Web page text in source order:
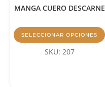
MANGA CUERO DESCARNE
SELECCIONAR OPCIONES
SKU: 207